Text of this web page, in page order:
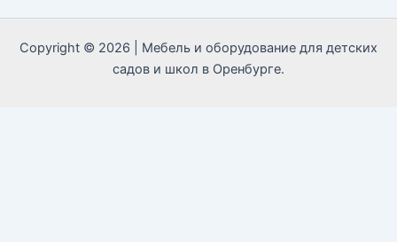
Copyright © 2026 | Мебель и оборудование для детских
садов и школ в Оренбурге.